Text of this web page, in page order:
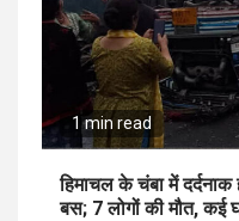
1 min read
हिमाचल के चंबा में
बस; 7 लोगों की मौत, कई